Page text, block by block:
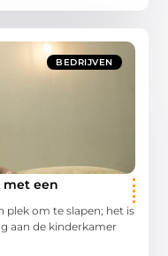
BEDRIJVEN
met een
plek om te slapen; het is
aan de kinderkamer